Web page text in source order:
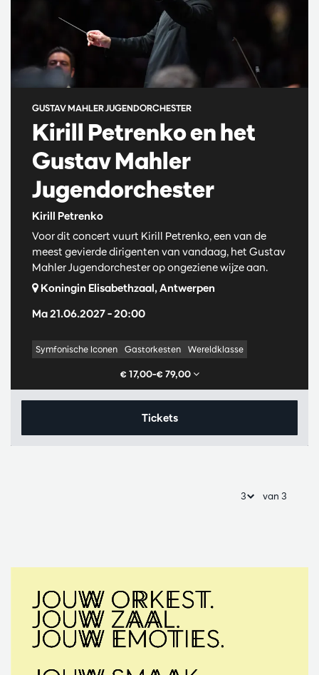
Kirill Petrenko en het
Gustav Mahler
Jugendorchester
Kirill Petrenko
GUSTAV MAHLER JUGENDORCHESTER
Ma 21.06.2027– 20:00
Voor dit concert vuurt Kirill Petrenko, een van de
meest gevierde dirigenten van vandaag, het Gustav
Mahler Jugendorchester op ongeziene wijze aan.
Koningin Elisabethzaal, Antwerpen
Symfonische Iconen Gastorkesten Wereldklasse
€ 17,00–€ 79,00
Tickets
van 3